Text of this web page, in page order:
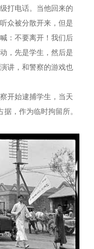
打电话。当他回来的
众被分散开来，但是
：不要离开！我们后
，先是学生，然后是
讲，和警察的游戏也
开始逮捕学生，当天
，作为临时拘留所。